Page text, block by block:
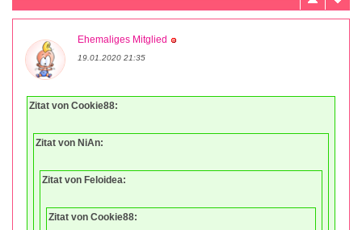
Ehemaliges Mitglied
19.01.2020 21:35
Zitat von Cookie88:
Zitat von NiAn:
Zitat von Feloidea:
Zitat von Cookie88: